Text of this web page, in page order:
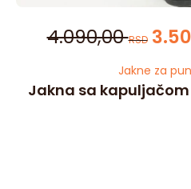
Jakne za
Jakna sa
4.090,00RSD